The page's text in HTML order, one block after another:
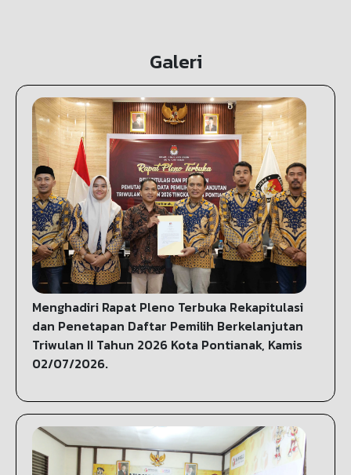
Galeri
Menghadiri Rapat Pleno Terbuka Rekapitulasi
dan Penetapan Daftar Pemilih Berkelanjutan
Triwulan II Tahun 2026 Kota Pontianak, Kamis
02/07/2026.